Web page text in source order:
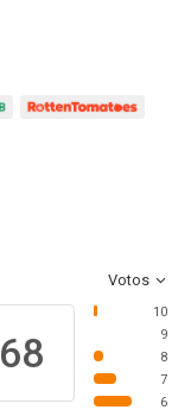
Votos
10
9
8
7
6